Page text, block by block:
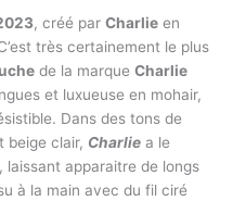
, créé par Charlie en
très certainement le plus
de la marque Charlie
et luxueuse en mohair,
Dans des tons de
beige clair, Charlie a le
laissant apparaitre de longs
à la main avec du fil ciré